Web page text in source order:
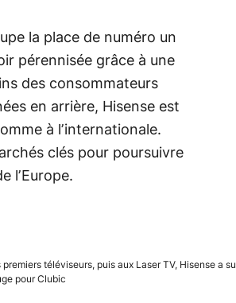
la place de numéro un
pérennisée grâce à une
des consommateurs
en arrière, Hisense est
à l’internationale.
clés pour poursuivre
l’Europe.
téléviseurs, puis aux Laser TV, Hisense a su
pour Clubic